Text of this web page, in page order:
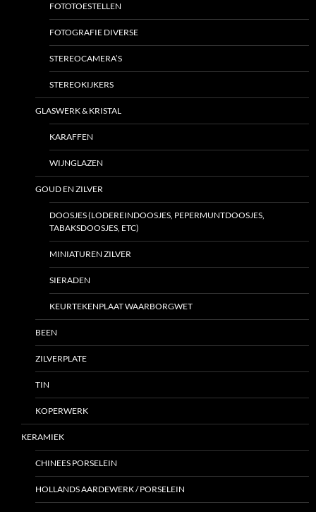
FOTOTOESTELLEN
FOTOGRAFIE DIVERSE
STEREOCAMERA’S
STEREOKIJKERS
GLASWERK & KRISTAL
KARAFFEN
WIJNGLAZEN
GOUD EN ZILVER
DOOSJES (LODEREINDOOSJES, PEPERMUNTDOOSJES,
TABAKSDOOSJES, ETC)
MINIATUREN ZILVER
SIERADEN
KEURTEKENPLAAT WAARBORGWET
BEEN
ZILVERPLATE
TIN
KOPERWERK
KERAMIEK
CHINEES PORSELEIN
HOLLANDS AARDEWERK / PORSELEIN